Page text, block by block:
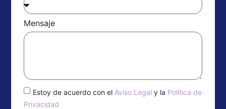
Mensaje
Estoy de acuerdo con el Aviso Legaly la Política de
Privacidad